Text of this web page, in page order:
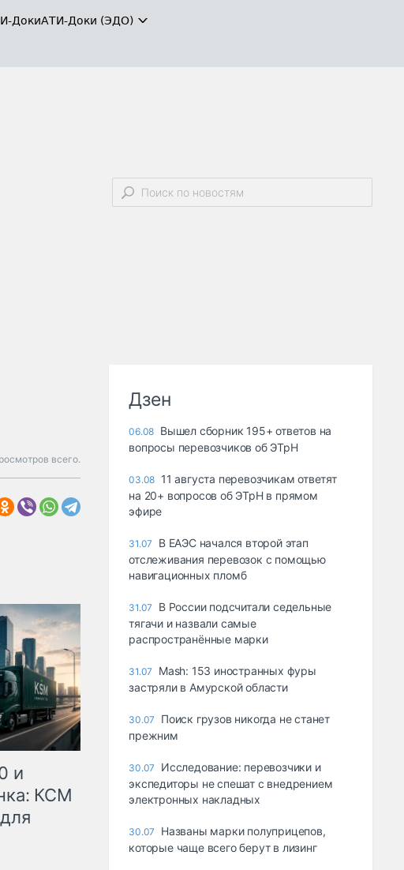
ДокиАТИ-Доки (ЭДО)
всего.
и
КСМ
Дзен
06.08 Вышел сборник 195+ ответов на
вопросы перевозчиков об ЭТрН
03.08 11 августа перевозчикам ответят
на 20+ вопросов об ЭТрН в прямом
эфире
31.07
В ЕАЭС начался второй этап
отслеживания перевозок с помощью
навигационных пломб
31.07
В России подсчитали седельные
тягачи и назвали самые
распространённые марки
31.07
Mash: 153 иностранных фуры
застряли в Амурской области
30.07
Поиск грузов никогда не станет
прежним
30.07
Исследование: перевозчики и
экспедиторы не спешат с внедрением
электронных накладных
30.07
Названы марки полуприцепов,
которые чаще всего берут в лизинг